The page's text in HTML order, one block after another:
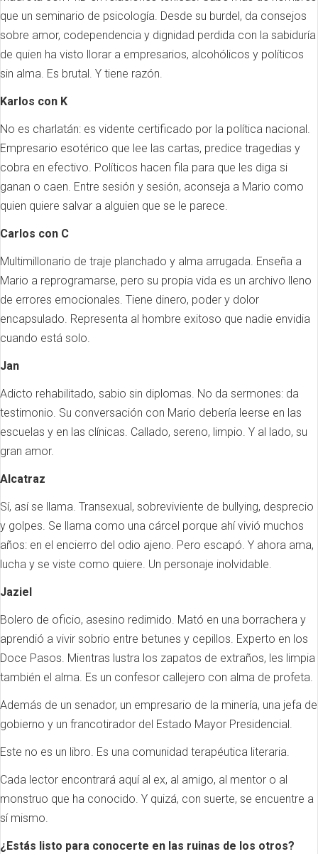
que un seminario de psicología. Desde su burdel, da consejos
sobre amor, codependencia y dignidad perdida con la sabiduría
de quien ha visto llorar a empresarios, alcohólicos y políticos
sin alma. Es brutal. Y tiene razón.
Karlos con K
No es charlatán: es vidente certificado por la política nacional.
Empresario esotérico que lee las cartas, predice tragedias y
cobra en efectivo. Políticos hacen fila para que les diga si
ganan o caen. Entre sesión y sesión, aconseja a Mario como
quien quiere salvar a alguien que se le parece.
Carlos con C
Multimillonario de traje planchado y alma arrugada. Enseña a
Mario a reprogramarse, pero su propia vida es un archivo lleno
de errores emocionales. Tiene dinero, poder y dolor
encapsulado. Representa al hombre exitoso que nadie envidia
cuando está solo.
Jan
Adicto rehabilitado, sabio sin diplomas. No da sermones: da
testimonio. Su conversación con Mario debería leerse en las
escuelas y en las clínicas. Callado, sereno, limpio. Y al lado, su
gran amor.
Alcatraz
Sí, así se llama. Transexual, sobreviviente de bullying, desprecio
y golpes. Se llama como una cárcel porque ahí vivió muchos
años: en el encierro del odio ajeno. Pero escapó. Y ahora ama,
lucha y se viste como quiere. Un personaje inolvidable.
Jaziel
Bolero de oficio, asesino redimido. Mató en una borrachera y
aprendió a vivir sobrio entre betunes y cepillos. Experto en los
Doce Pasos. Mientras lustra los zapatos de extraños, les limpia
también el alma. Es un confesor callejero con alma de profeta.
Además de un senador, un empresario de la minería, una jefa de
gobierno y un francotirador del Estado Mayor Presidencial.
Este no es un libro. Es una comunidad terapéutica literaria.
Cada lector encontrará aquí al ex, al amigo, al mentor o al
monstruo que ha conocido. Y quizá, con suerte, se encuentre a
sí mismo.
¿Estás listo para conocerte en las ruinas de los otros?